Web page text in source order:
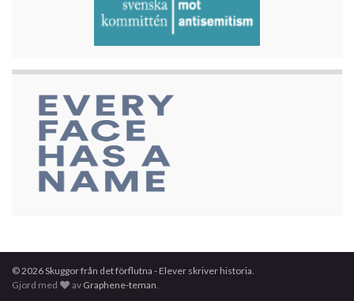
© 2026 Skuggor från det förflutna - Elever skriver historia.
Gjord med
av Graphene-teman.